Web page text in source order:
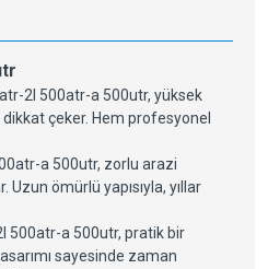
2l 500atr-a 500utr, yüksek
dikkat çeker. Hem profesyonel
a 500utr, zorlu arazi
Uzun ömürlü yapısıyla, yıllar
500atr-a 500utr, pratik bir
sayesinde zaman